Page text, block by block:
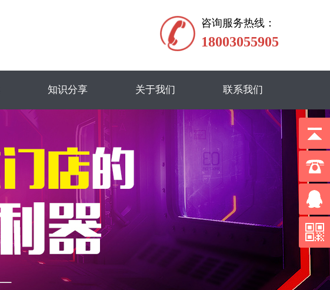
咨询服务热线：
18003055905
知识分享 关于我们 联系我们